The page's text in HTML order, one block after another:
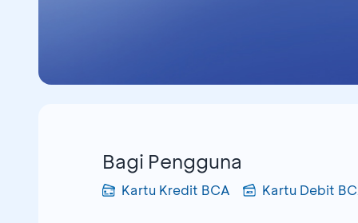
Bagi Pengguna
Kartu Kredit BCA Kartu Debit